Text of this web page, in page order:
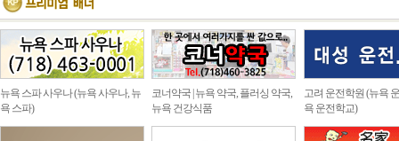
뉴욕 스파 사우나 (뉴욕 사우나, 뉴
욕 스파)
코너약국 | 뉴욕 약국, 플러싱 약국,
뉴욕 건강식품
고려 운전학원 (뉴욕
욕 운전학교)